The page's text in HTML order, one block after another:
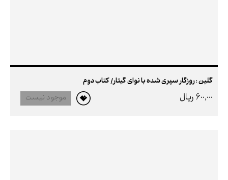
گلین : روزگار سپری شده با نوای گیتار/ کتاب دوم
600,000 ريال موجود نیست